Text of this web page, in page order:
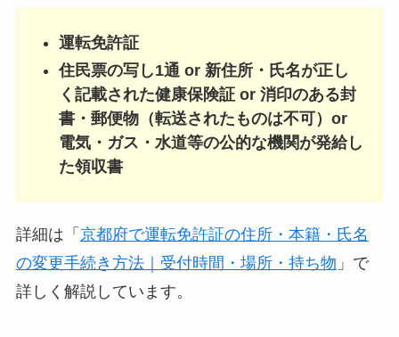
運転免許証
住民票の写し1通 or 新住所・氏名が正し
く記載された健康保険証 or 消印のある封
書・郵便物（転送されたものは不可）or
電気・ガス・水道等の公的な機関が発給し
た領収書
詳細は「 京都府で運転免許証の住所・本籍・氏名
の変更手続き方法｜受付時間・場所・持ち物 」で
詳しく解説しています。